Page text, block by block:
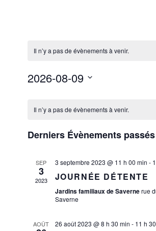
Il n’y a pas de évènements à venir.
2026-08-09
date.
Il n’y a pas de évènements à venir.
Derniers Évènements passés
SEP
3
2023
3 septembre 2023 @ 11 h 00 min -
JOURNÉE DÉTENTE
Jardins familiaux de Savernerue
Saverne
AOÛT 26 août 2023 @ 8 h 30 min - 11 h